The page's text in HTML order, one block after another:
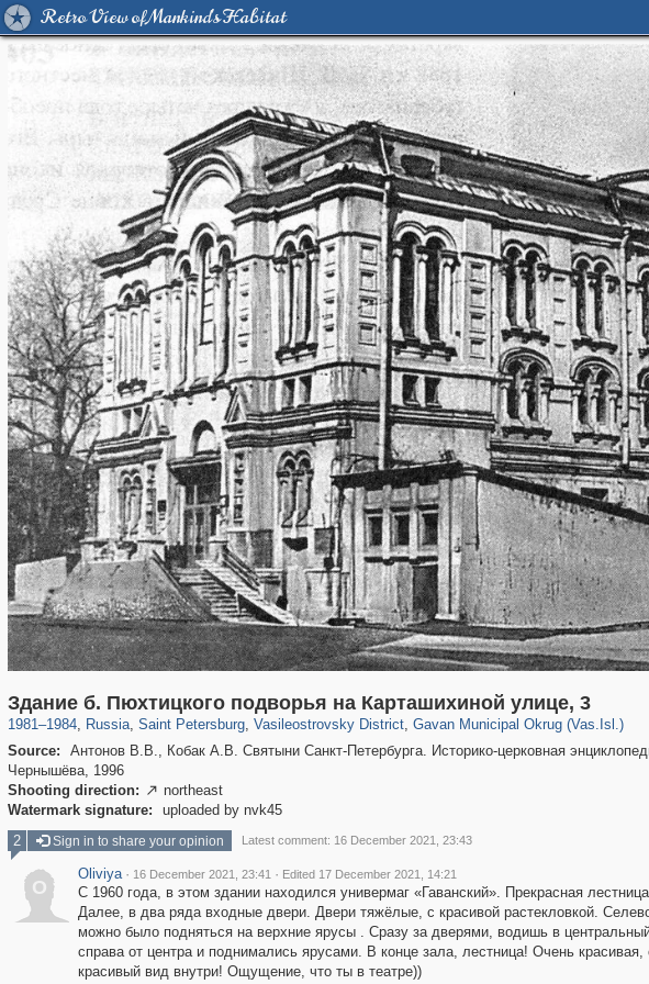
Retro View of Mankind's Habitat
Здание б. Пюхтицкого подворья на Карташихиной улице, 3
1981–1984, Russia
1,406,255 29,243
, Saint Petersburg
197,112 5,709
, Vasileostrovsky District
14,237 482
, Gavan Municipal Okrug (Vas.Isl.)
1,971 5
Source:
Антонов В.В., Кобак А.В. Святыни Санкт-Петербурга. Историко-церковная
Чернышёва, 1996
Shooting direction:  northeast
Watermark signature:
uploaded by nvk45
2 Sign in to share your opinion Latest comment: 16 December 2021, 23:43
O
Oliviya · 16 December 2021, 23:41 · Edited 17 December 2021, 14:21
С 1960 года, в этом здании находился универмаг «Гаванский». Прекрасная
Далее, в два ряда входные двери. Двери тяжёлые, с красивой растекловкой.
можно было подняться на верхние ярусы . Сразу за дверями, водишь в
справа от центра и поднимались ярусами. В конце зала, лестница! Очень
красивый вид внутри! Ощущение, что ты в театре))